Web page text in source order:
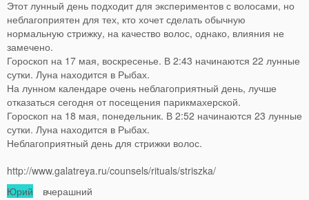
Этот лунный день подходит для экспериментов с волосами, но
неблагоприятен для тех, кто хочет сделать обычную
нормальную стрижку, на качество волос, однако, влияния не
замечено.
Гороскоп на 17 мая, воскресенье. В 2:43 начинаются 22 лунные
сутки. Луна находится в Рыбах.
На лунном календаре очень неблагоприятный день, лучше
отказаться сегодня от посещения парикмахерской.
Гороскоп на 18 мая, понедельник. В 2:52 начинаются 23 лунные
сутки. Луна находится в Рыбах.
Неблагоприятный день для стрижки волос.
http://www.galatreya.ru/counsels/rituals/striszka/
Юрий вчерашний